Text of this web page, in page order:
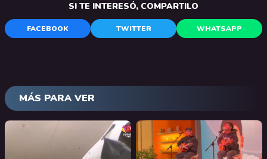
SI TE INTERESÓ, COMPARTILO
FACEBOOK TWITTER WHATSAPP
MÁS PARA VER